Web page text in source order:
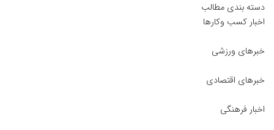
دسته بندی مطالب
اخبار کسب وکارها
خبرهای ورزشی
خبرهای اقتصادی
اخبار فرهنگی